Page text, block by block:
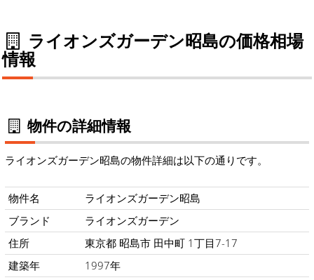
ライオンズガーデン昭島の価格相場
情報
物件の詳細情報
ライオンズガーデン昭島の物件詳細は以下の通りです。
物件名
ライオンズガーデン昭島
ブランド
ライオンズガーデン
住所
東京都 昭島市 田中町 1丁目7-17
建築年
1997年